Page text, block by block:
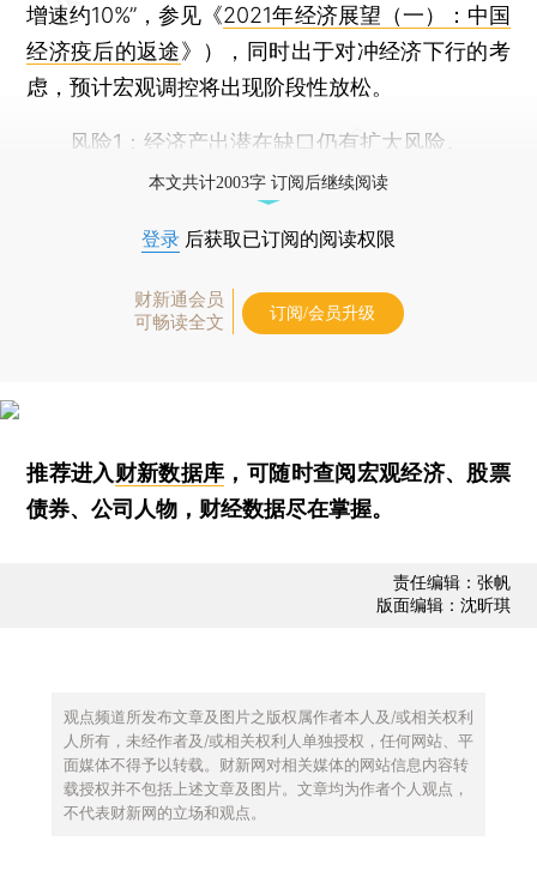
增速约10%”，参见《2021年经济展望（一）：中国
经济疫后的返途》），同时出于对冲经济下行的考
虑，预计宏观调控将出现阶段性放松。
风险1：经济产出潜在缺口仍有扩大风险。
本文共计2003字 订阅后继续阅读
登录 后获取已订阅的阅读权限
财新通会员
可畅读全文
订阅/会员升级
推荐进入财新数据库 ，可随时查阅宏观经济、股票
债券、公司人物，财经数据尽在掌握。
责任编辑：张帆
版面编辑：沈昕琪
观点频道所发布文章及图片之版权属作者本人及/或相关权利
人所有，未经作者及/或相关权利人单独授权，任何网站、平
面媒体不得予以转载。财新网对相关媒体的网站信息内容转
载授权并不包括上述文章及图片。文章均为作者个人观点，
不代表财新网的立场和观点。